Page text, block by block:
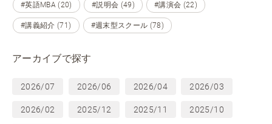
#英語MBA (20) #説明会 (49) #講演会 (22)
#講義紹介 (71) #週末型スクール (78)
アーカイブで探す
2026/07 2026/06 2026/04 2026/03
2026/02 2025/12 2025/11 2025/10